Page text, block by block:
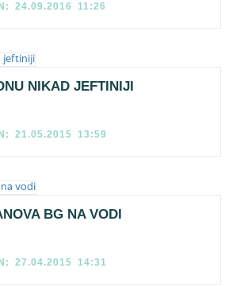
24.09.2016 11:26
NIKAD JEFTINIJI
21.05.2015 13:59
BG NA VODI
27.04.2015 14:31